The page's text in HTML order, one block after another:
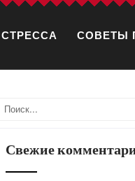
СОВЕТЫ
Свежие